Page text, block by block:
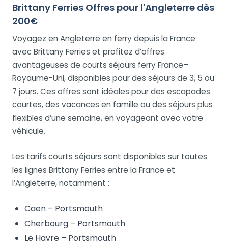
Brittany Ferries Offres pour l'Angleterre dès
200€
Voyagez en Angleterre en ferry depuis la France
avec Brittany Ferries et profitez d’offres
avantageuses de courts séjours ferry France–
Royaume-Uni, disponibles pour des séjours de 3, 5 ou
7 jours. Ces offres sont idéales pour des escapades
courtes, des vacances en famille ou des séjours plus
flexibles d’une semaine, en voyageant avec votre
véhicule.
Les tarifs courts séjours sont disponibles sur toutes
les lignes Brittany Ferries entre la France et
l’Angleterre, notamment :
Caen – Portsmouth
Cherbourg – Portsmouth
Le Havre – Portsmouth